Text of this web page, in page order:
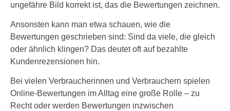
ungefähre Bild korrekt ist, das die Bewertungen zeichnen.
Ansonsten kann man etwa schauen, wie die
Bewertungen geschrieben sind: Sind da viele, die gleich
oder ähnlich klingen? Das deutet oft auf bezahlte
Kundenrezensionen hin.
Bei vielen Verbraucherinnen und Verbrauchern spielen
Online-Bewertungen im Alltag eine große Rolle – zu
Recht oder werden Bewertungen inzwischen